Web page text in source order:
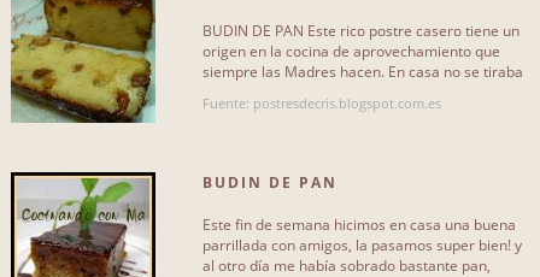
BUDIN DE PAN Este rico postre casero tiene un
origen en la cocina de aprovechamiento que
siempre las Madres hacen. En casa no se tiraba
Fuente: postresdecris.blogspot.com.es
BUDIN DE PAN
Este fin de semana hicimos en casa una buena
parrillada con amigos, la pasamos super bien! y
al otro día me había sobrado bastante pan,